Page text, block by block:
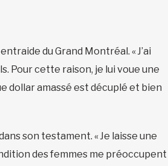
du Grand Montréal. « J’ai
Pour cette raison, je lui voue une
dollar amassé est décuplé et bien
son testament. « Je laisse une
des femmes me préoccupent